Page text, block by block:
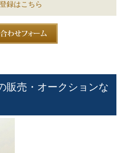
録はこちら
販売・オークションな